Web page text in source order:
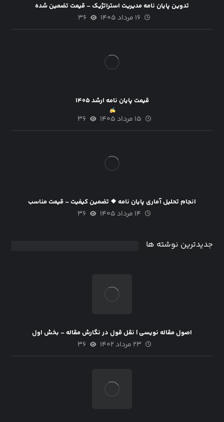
تدوین پایان نامه مدیریت استراتژیک – قیمت تضمین شده
۱۶ مرداد ۱۴۰۵ ۳۶
قیمت پایان نامه ارشد ۱۴۰۵
۱۵ مرداد ۱۴۰۵ ۳۶
انجام تحلیل آماری پایان نامه ❖ تضمین کیفیت – قیمت مناسب
۱۴ مرداد ۱۴۰۵ ۳۶
جدیدترین نوشته ها
اصول مقاله نویسی | نقل قول در نگارش مقاله – بخش اول
۲۳ مرداد ۱۴۰۲ ۳۶